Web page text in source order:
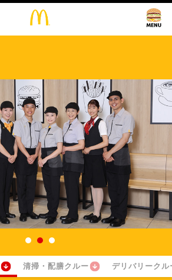
清掃・配膳クルー デリバリークル